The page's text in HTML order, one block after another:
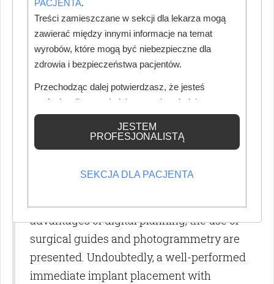
required, from planning to manufacturing
of the prosthetic work. It requires
continuous improvement of techniques
and instruments. This article presents the
case of a 75-year-old male patient who
maxillary bridge. Due to the use of modern
technology, it was possible to perform
advantages of digital planning, the use of
surgical guides and photogrammetry are
presented. Undoubtedly, a well-performed
immediate implant placement with
PACJENTA.
Treści zamieszczane w sekcji dla lekarza mogą
zawierać między innymi informacje na temat
wyrobów, które mogą być niebezpieczne dla
zdrowia i bezpieczeństwa pacjentów.
Przechodząc dalej potwierdzasz, że jesteś
profesjonalistą posiadającym odpowiednią
wiedzę medyczną.
JESTEM
PROFESJONALISTĄ
SEKCJA DLA PACJENTA